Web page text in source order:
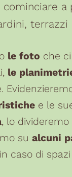
a
terrazzi
le foto che
le
e le
, lo divideremo
su alcuni
caso di